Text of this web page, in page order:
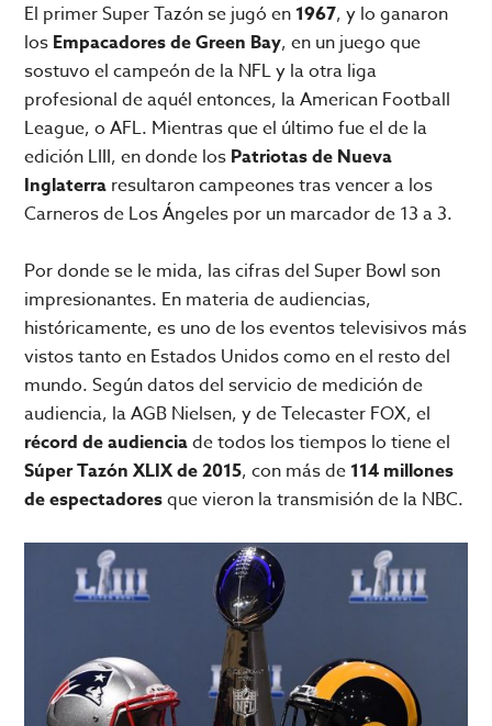
El primer Super Tazón se jugó en 1967, y lo ganaron
los Empacadores de Green Bay, en un juego que
sostuvo el campeón de la NFL y la otra liga
profesional de aquél entonces, la American Football
League, o AFL. Mientras que el último fue el de la
edición LIII, en donde los Patriotas de Nueva
Inglaterra resultaron campeones tras vencer a los
Carneros de Los Ángeles por un marcador de 13 a 3.
Por donde se le mida, las cifras del Super Bowl son
impresionantes. En materia de audiencias,
históricamente, es uno de los eventos televisivos más
vistos tanto en Estados Unidos como en el resto del
mundo. Según datos del servicio de medición de
audiencia, la AGB Nielsen, y de Telecaster FOX, el
récord de audienciade todos los tiempos lo tiene el
Súper Tazón XLIX de 2015, con más de 114 millones
de espectadoresque vieron la transmisión de la NBC.